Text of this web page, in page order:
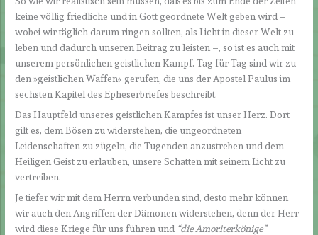
keine völlig friedliche und in Gott geordnete Welt geben wird –
wobei wir täglich darum ringen sollten, als Licht in dieser Welt zu
leben und dadurch unseren Beitrag zu leisten –, so ist es auch mit
unserem persönlichen geistlichen Kampf. Tag für Tag sind wir zu
den »geistlichen Waffen« gerufen, die uns der Apostel Paulus im
sechsten Kapitel des Epheserbriefes beschreibt.
Das Hauptfeld unseres geistlichen Kampfes ist unser Herz. Dort
gilt es, dem Bösen zu widerstehen, die ungeordneten
Leidenschaften zu zügeln, die Tugenden anzustreben und dem
Heiligen Geist zu erlauben, unsere Schatten mit seinem Licht zu
vertreiben.
Je tiefer wir mit dem Herrn verbunden sind, desto mehr können
wir auch den Angriffen der Dämonen widerstehen, denn der Herr
wird diese Kriege für uns führen und “die Amoriterkönige”